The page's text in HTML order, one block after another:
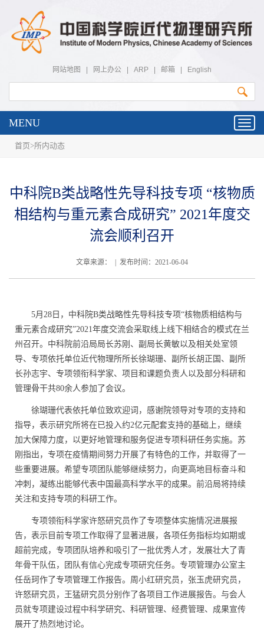
网站地图 网上办公 ARP 邮箱 English
MENU
首页>所内动态
中科院B类战略性先导科技专项 “核物质
相结构与重元素合成研究” 2021年度交
流会顺利召开
文章来源： | 发布时间：2021-06-04
5月28日，中科院B类战略性先导科技专项“核物质相结构与
重元素合成研究”2021年度交流会采取线上线下相结合的模式在兰
州召开。中科院前沿局局长苏刚、副局长黄敏以及相关处室领
导、专项依托单位近代物理所所长徐瑚珊、副所长胡正国、副所
长孙志宇、专项领衔科学家、项目和课题负责人以及部分科研和
管理骨干共80余人参加了会议。
徐瑚珊代表依托单位致欢迎词，感谢院领导对专项的支持和
指导，表示研究所将在已投入约2亿元配套支持的基础上，继续
加大保障力度，以更好地管理和服务促进专项科研任务实施。苏
刚指出，专项在疫情期间努力开展了有特色的工作，并取得了一
些重要进展。希望专项团队能够继续努力，向更高地目标奋斗和
冲刺，凝练出能够代表中国最高科学水平的成果。前沿局将持续
关注和支持专项的科研工作。
专项领衔科学家许怒研究员作了专项整体实施情况进展报
告，表示目前专项工作取得了显著进展，各项任务指标均如期或
超前完成，专项团队培养和吸引了一批优秀人才，发展壮大了青
年骨干队伍，团队有信心完成专项研究任务。专项管理办公室主
任岳珂作了专项管理工作报告。周小红研究员，张玉虎研究员，
许怒研究员，王猛研究员分别作了各项目工作进展报告。与会人
员就专项建设过程中科学研究、科研管理、经费管理、成果宣传
展开了热烈地讨论。